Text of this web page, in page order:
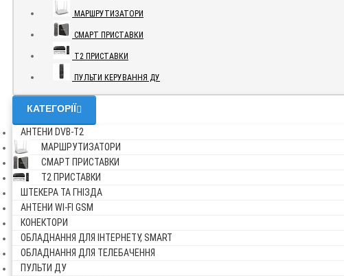
МАРШРУТИЗАТОРИ
СМАРТ ПРИСТАВКИ
Т2 ПРИСТАВКИ
ПУЛЬТИ КЕРУВАННЯ ДУ
КАТЕГОРІЇ
АНТЕНИ DVB-Т2
МАРШРУТИЗАТОРИ
СМАРТ ПРИСТАВКИ
Т2 ПРИСТАВКИ
ШТЕКЕРА ТА ГНІЗДА
АНТЕНИ WI-FI GSM
КОНЕКТОРИ
ОБЛАДНАННЯ ДЛЯ ІНТЕРНЕТУ, SMART
ОБЛАДНАННЯ ДЛЯ ТЕЛЕБАЧЕННЯ
ПУЛЬТИ ДУ